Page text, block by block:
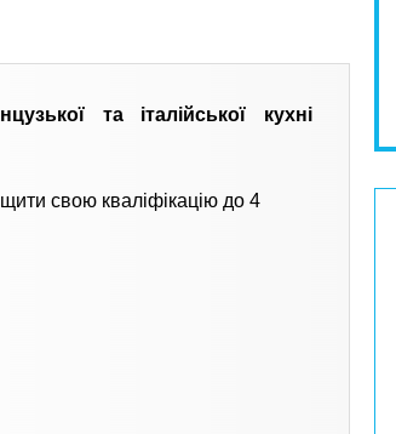
та італійської кухні
свою кваліфікацію до 4